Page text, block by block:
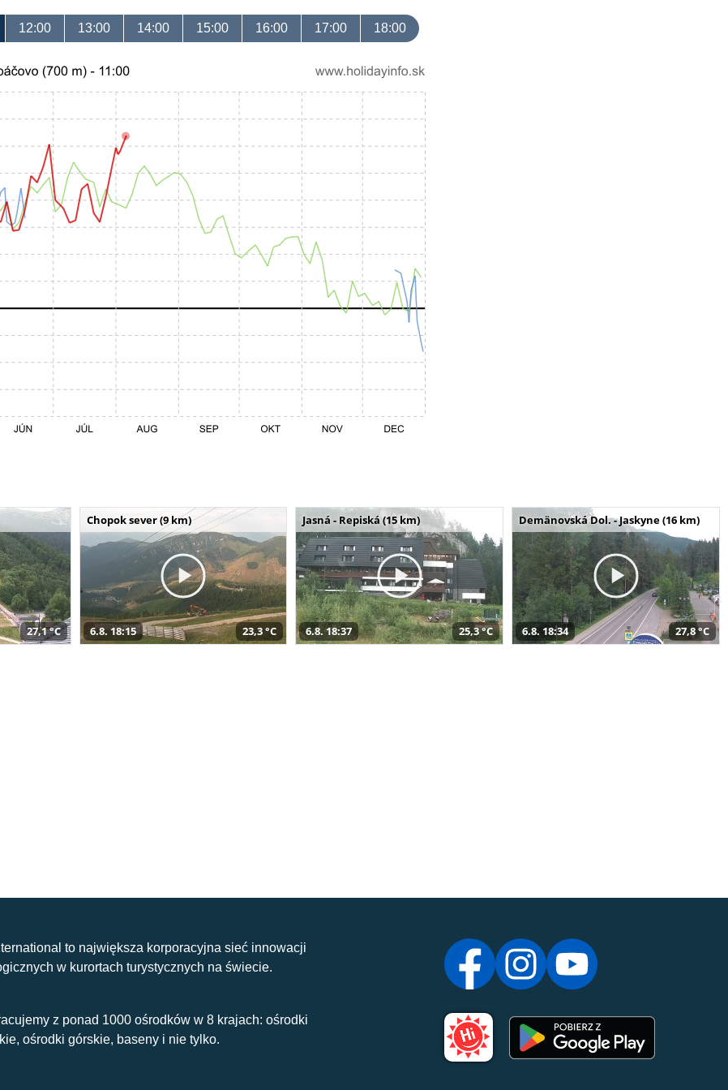
12:00 13:00 14:00 15:00 16:00 17:00 18:00
27,1 °C
Chopok sever (9 km)
6.8. 18:15 23,3 °C
Jasná - Repiská (15 km)
6.8. 18:37 25,3 °C
Demänovská Dol. - Jaskyne (16 km)
6.8. 18:34 27,8 °C
to największa korporacyjna sieć innowacji
w kurortach turystycznych na świecie.
z ponad 1000 ośrodków w 8 krajach: ośrodki
ośrodki górskie, baseny i nie tylko.